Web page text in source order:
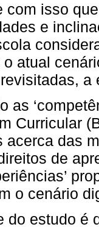
com isso
e
atual
as
Curricular
acerca das
de
o cenário
do estudo é